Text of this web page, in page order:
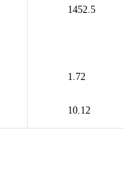
1452.5
1.72
10.12